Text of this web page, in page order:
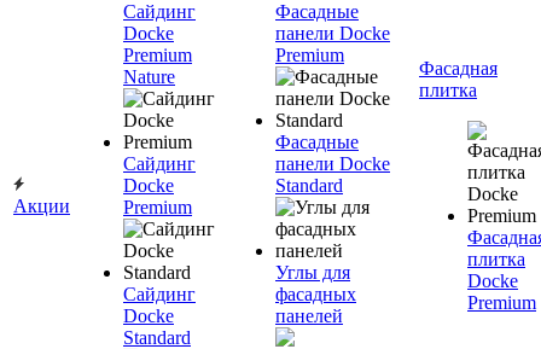
Акции
Сайдинг
Docke
Premium
Nature
Сайдинг
Docke
Premium
Сайдинг
Docke
Standard
Фасадные
панели Docke
Premium
Фасадные
панели Docke
Standard
Углы для
фасадных
панелей
Фасадная
плитка
плитка
Docke
Premium